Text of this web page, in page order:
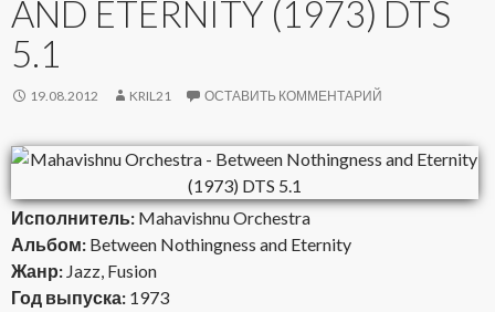
AND ETERNITY (1973) DTS
5.1
19.08.2012 KRIL21 ОСТАВИТЬ КОММЕНТАРИЙ
Исполнитель: Mahavishnu Orchestra
Альбом: Between Nothingness and Eternity
Жанр: Jazz, Fusion
Год выпуска: 1973